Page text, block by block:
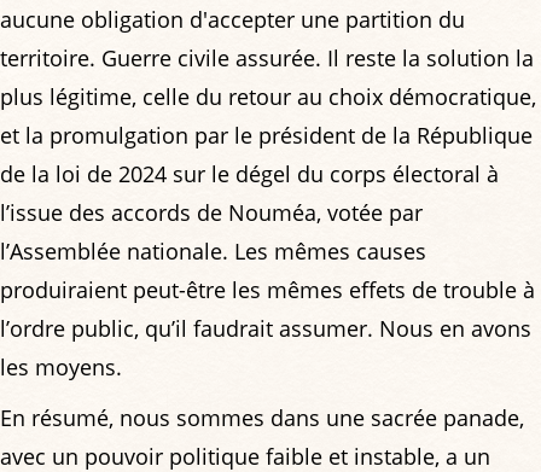
aucune obligation d'accepter une partition du
territoire. Guerre civile assurée. Il reste la solution la
plus légitime, celle du retour au choix démocratique,
et la promulgation par le président de la République
de la loi de 2024 sur le dégel du corps électoral à
l’issue des accords de Nouméa, votée par
l’Assemblée nationale. Les mêmes causes
produiraient peut-être les mêmes effets de trouble à
l’ordre public, qu’il faudrait assumer. Nous en avons
les moyens.
En résumé, nous sommes dans une sacrée panade,
avec un pouvoir politique faible et instable, a un